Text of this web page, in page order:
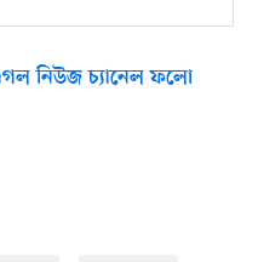
নিউজ চ্যানেল ফলো